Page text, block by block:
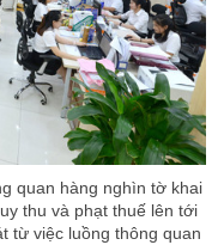
quan hàng nghìn tờ khai
thu và phạt thuế lên tới
từ việc luồng thông quan